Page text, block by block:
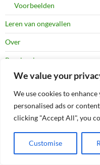
We value your
We use cookies to
personalised ads or
clicking "Accept All", you
Customise
Voorbeelden
Leren van ongevallen
Over
Regelgeving
Handhaving
Rechtspraak
STAGE
VRIJWILLIGER